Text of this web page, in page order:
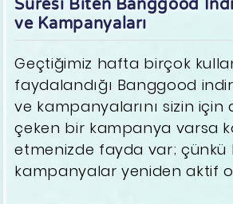
Süresi Biten Banggood
ve Kampanyaları
Geçtiğimiz hafta birçok
faydalandığı Banggood
ve kampanyalarını sizin için
çeken bir kampanya varsa
etmenizde fayda var; çünkü
kampanyalar yeniden aktif